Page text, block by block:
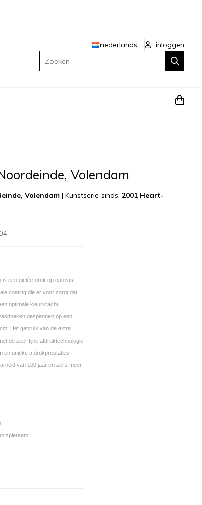
nederlands
inloggen
Volendam
Volendam |Kunstserie sinds:2001 Heart-
is een giclée-druk op canvas.
coating die er voor zorgt dat
optimale kleurkracht
gespannen op een
Het gebruik van de extra
de zeer fijne afdruktechnologie
en unieke afdrukprestaties.
van 100 jaar en zelfs meer
spieraam